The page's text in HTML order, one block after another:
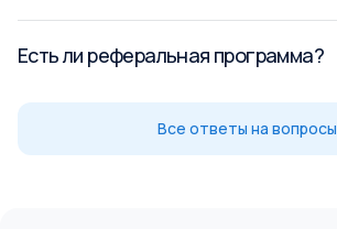
Есть ли реферальная программа?
Все ответы на вопросы